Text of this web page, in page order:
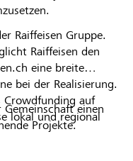
Raiffeisen Gruppe.
Raiffeisen den
eine breite
bei der Realisierung.
Crowdfunding auf
lokal und regional
einen
Projekte.